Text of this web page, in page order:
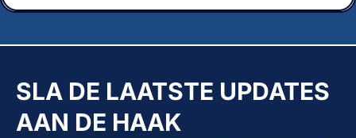
SLA DE LAATSTE UPDATES
AAN DE HAAK